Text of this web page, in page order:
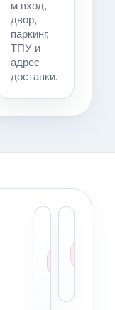
м вход,
двор,
паркинг,
ТПУ и
адрес
доставки.